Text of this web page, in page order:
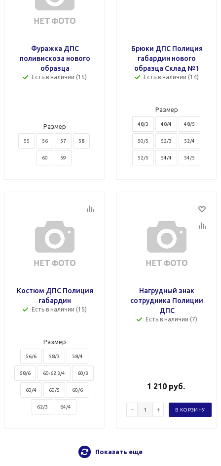
Фуражка ДПС
поливискоза нового
образца
Есть в наличии (15)
Размер
55 56 57 58
60 59
Брюки ДПС Полиция
габардин нового
образца Склад №1
Есть в наличии (14)
Размер
48/3 48/4 48/5
50/5 52/3 52/4
52/5 54/4 54/5
Костюм ДПС Полиция
габардин
Есть в наличии (15)
Размер
56/6 58/3 58/4
58/6 60-62 3/4 60/3
60/4 60/5 60/6
62/3 64/4
Нагрудный знак
сотрудника Полиции
ДПС
Есть в наличии (7)
1 210руб.
В КОРЗИНУ
Показать еще